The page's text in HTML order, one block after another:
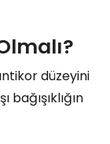
düzeyini
bağışıklığın